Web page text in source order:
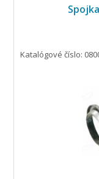
Katalógové číslo: